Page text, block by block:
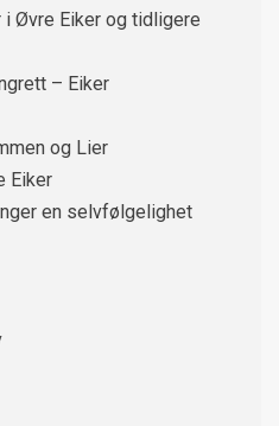
i Øvre Eiker og tidligere
– Eiker
og Lier
Eiker
en selvfølgelighet